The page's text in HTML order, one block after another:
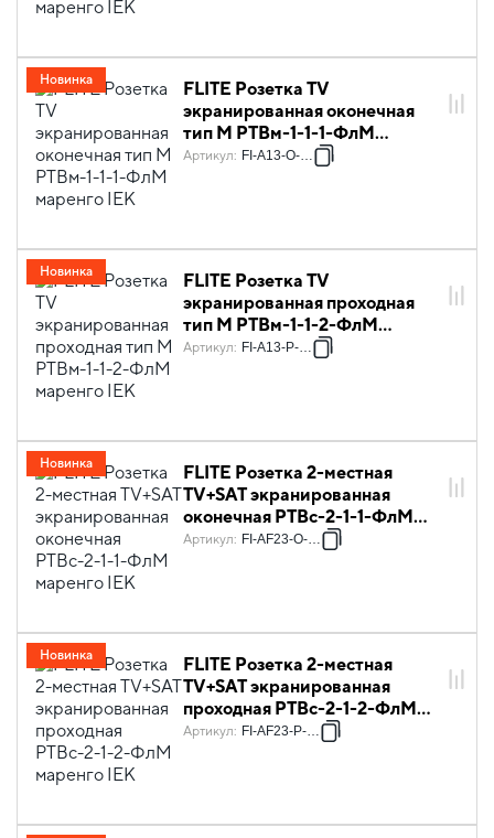
FLITE Розетка TV
экранированная оконечная
тип M РТВм-1-1-1-ФлМ
маренго IEK
Артикул: FI-A13-O-K35
Новинка
FLITE Розетка TV
экранированная проходная
тип M РТВм-1-1-2-ФлМ
маренго IEK
Артикул: FI-A13-P-K35
Новинка
FLITE Розетка 2-местная
TV+SAT экранированная
оконечная РТВс-2-1-1-ФлМ
маренго IEK
Артикул: FI-AF23-O-K35
Новинка
FLITE Розетка 2-местная
TV+SAT экранированная
проходная РТВс-2-1-2-ФлМ
маренго IEK
Артикул: FI-AF23-P-K35
Новинка